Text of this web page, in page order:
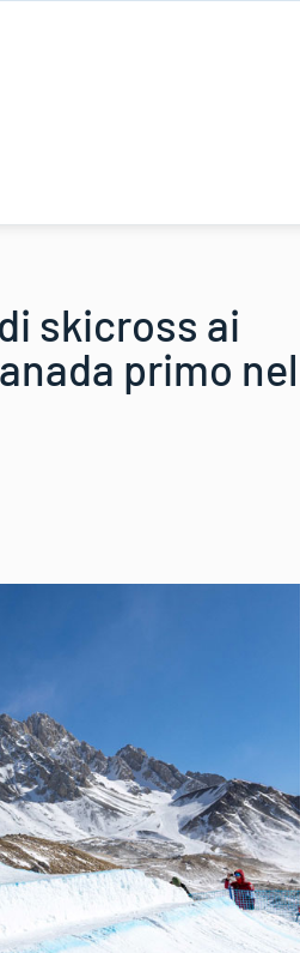
skicross ai
primo nel